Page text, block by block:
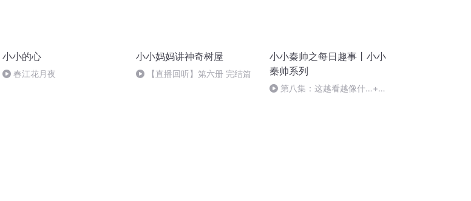
小小的心
春江花月夜
小小妈妈讲神奇树屋
【直播回听】第六册 完结篇
小小秦帅之每日趣事丨小小
秦帅系列
第八集：这越看越像什…+伪